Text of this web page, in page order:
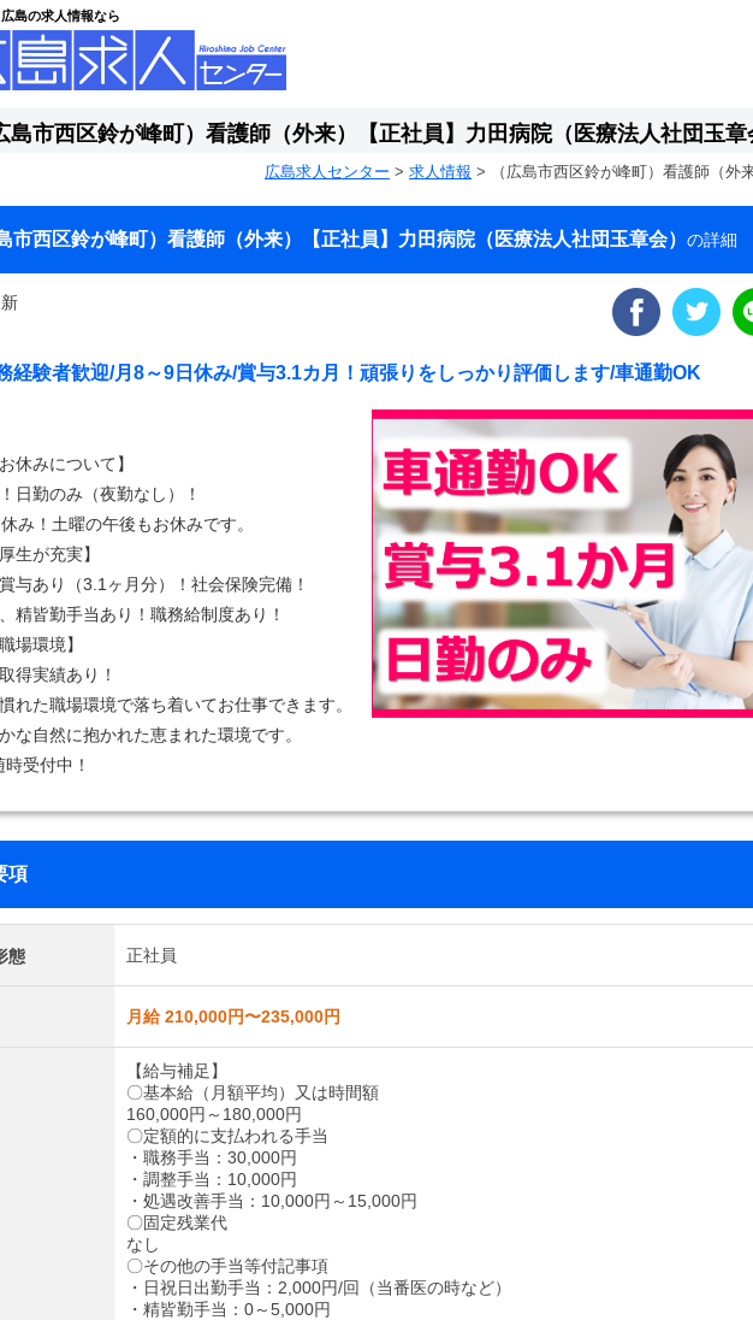
島の求人情報なら
島市西区鈴が峰町）看護師（外来）【正社員】力田病院（医療法人社団玉章
広島求人センター > 求人情報 > （広島市西区鈴が峰町）看護師（
市西区鈴が峰町）看護師（外来）【正社員】力田病院（医療法人社団玉章会） の詳細
経験者歓迎/月8～9日休み/賞与3.1カ月！頑張りをしっかり評価します/車通勤OK
休みについて】
日勤のみ（夜勤なし）！
み！土曜の午後もお休みです。
生が充実】
与あり（3.1ヶ月分）！社会保険完備！
精皆勤手当あり！職務給制度あり！
場環境】
得実績あり！
れた職場環境で落ち着いてお仕事できます。
な自然に抱かれた恵まれた環境です。
時受付中！
項
態 正社員
月給 210,000円〜235,000円
【給与補足】
〇基本給（月額平均）又は時間額
160,000円～180,000円
〇定額的に支払われる手当
・職務手当：30,000円
・調整手当：10,000円
・処遇改善手当：10,000円～15,000円
〇固定残業代
なし
〇その他の手当等付記事項
・日祝日出勤手当：2,000円/回（当番医の時など）
・精皆勤手当：0～5,000円